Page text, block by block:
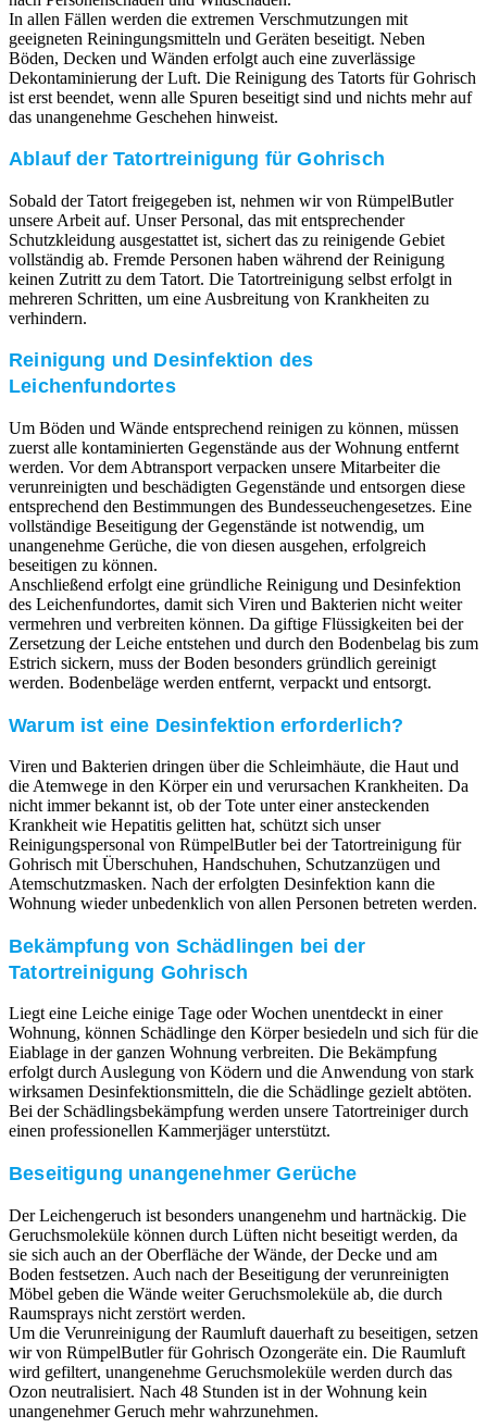
In allen Fällen werden die extremen Verschmutzungen mit
geeigneten Reiningungsmitteln und Geräten beseitigt. Neben
Böden, Decken und Wänden erfolgt auch eine zuverlässige
Dekontaminierung der Luft. Die Reinigung des Tatorts für Gohrisch
ist erst beendet, wenn alle Spuren beseitigt sind und nichts mehr auf
das unangenehme Geschehen hinweist.
Ablauf der Tatortreinigung für Gohrisch
Sobald der Tatort freigegeben ist, nehmen wir von RümpelButler
unsere Arbeit auf. Unser Personal, das mit entsprechender
Schutzkleidung ausgestattet ist, sichert das zu reinigende Gebiet
vollständig ab. Fremde Personen haben während der Reinigung
keinen Zutritt zu dem Tatort. Die Tatortreinigung selbst erfolgt in
mehreren Schritten, um eine Ausbreitung von Krankheiten zu
verhindern.
Reinigung und Desinfektion des
Leichenfundortes
Um Böden und Wände entsprechend reinigen zu können, müssen
zuerst alle kontaminierten Gegenstände aus der Wohnung entfernt
werden. Vor dem Abtransport verpacken unsere Mitarbeiter die
verunreinigten und beschädigten Gegenstände und entsorgen diese
entsprechend den Bestimmungen des Bundesseuchengesetzes. Eine
vollständige Beseitigung der Gegenstände ist notwendig, um
unangenehme Gerüche, die von diesen ausgehen, erfolgreich
beseitigen zu können.
Anschließend erfolgt eine gründliche Reinigung und Desinfektion
des Leichenfundortes, damit sich Viren und Bakterien nicht weiter
vermehren und verbreiten können. Da giftige Flüssigkeiten bei der
Zersetzung der Leiche entstehen und durch den Bodenbelag bis zum
Estrich sickern, muss der Boden besonders gründlich gereinigt
werden. Bodenbeläge werden entfernt, verpackt und entsorgt.
Warum ist eine Desinfektion erforderlich?
Viren und Bakterien dringen über die Schleimhäute, die Haut und
die Atemwege in den Körper ein und verursachen Krankheiten. Da
nicht immer bekannt ist, ob der Tote unter einer ansteckenden
Krankheit wie Hepatitis gelitten hat, schützt sich unser
Reinigungspersonal von RümpelButler bei der Tatortreinigung für
Gohrisch mit Überschuhen, Handschuhen, Schutzanzügen und
Atemschutzmasken. Nach der erfolgten Desinfektion kann die
Wohnung wieder unbedenklich von allen Personen betreten werden.
Bekämpfung von Schädlingen bei der
Tatortreinigung Gohrisch
Liegt eine Leiche einige Tage oder Wochen unentdeckt in einer
Wohnung, können Schädlinge den Körper besiedeln und sich für die
Eiablage in der ganzen Wohnung verbreiten. Die Bekämpfung
erfolgt durch Auslegung von Ködern und die Anwendung von stark
wirksamen Desinfektionsmitteln, die die Schädlinge gezielt abtöten.
Bei der Schädlingsbekämpfung werden unsere Tatortreiniger durch
einen professionellen Kammerjäger unterstützt.
Beseitigung unangenehmer Gerüche
Der Leichengeruch ist besonders unangenehm und hartnäckig. Die
Geruchsmoleküle können durch Lüften nicht beseitigt werden, da
sie sich auch an der Oberfläche der Wände, der Decke und am
Boden festsetzen. Auch nach der Beseitigung der verunreinigten
Möbel geben die Wände weiter Geruchsmoleküle ab, die durch
Raumsprays nicht zerstört werden.
Um die Verunreinigung der Raumluft dauerhaft zu beseitigen, setzen
wir von RümpelButler für Gohrisch Ozongeräte ein. Die Raumluft
wird gefiltert, unangenehme Geruchsmoleküle werden durch das
Ozon neutralisiert. Nach 48 Stunden ist in der Wohnung kein
unangenehmer Geruch mehr wahrzunehmen.